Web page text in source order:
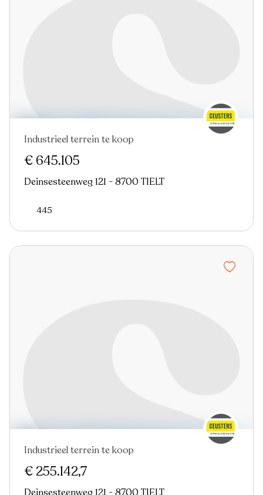
Industrieel terrein te koop
€ 645.105
Deinsesteenweg 121 - 8700 TIELT
445
Industrieel terrein te koop
€ 255.142,7